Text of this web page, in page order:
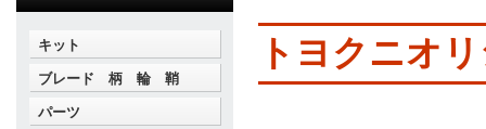
トヨクニオ
キット
ブレード 柄 輪 鞘
パーツ